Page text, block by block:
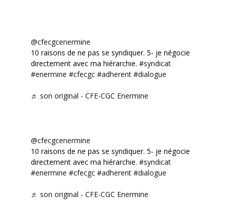
@cfecgcenermine
10 raisons de ne pas se syndiquer. 5- je négocie
directement avec ma hiérarchie. #syndicat
#enermine #cfecgc #adherent #dialogue
♬ son original - CFE-CGC Enermine
@cfecgcenermine
10 raisons de ne pas se syndiquer. 5- je négocie
directement avec ma hiérarchie. #syndicat
#enermine #cfecgc #adherent #dialogue
♬ son original - CFE-CGC Enermine